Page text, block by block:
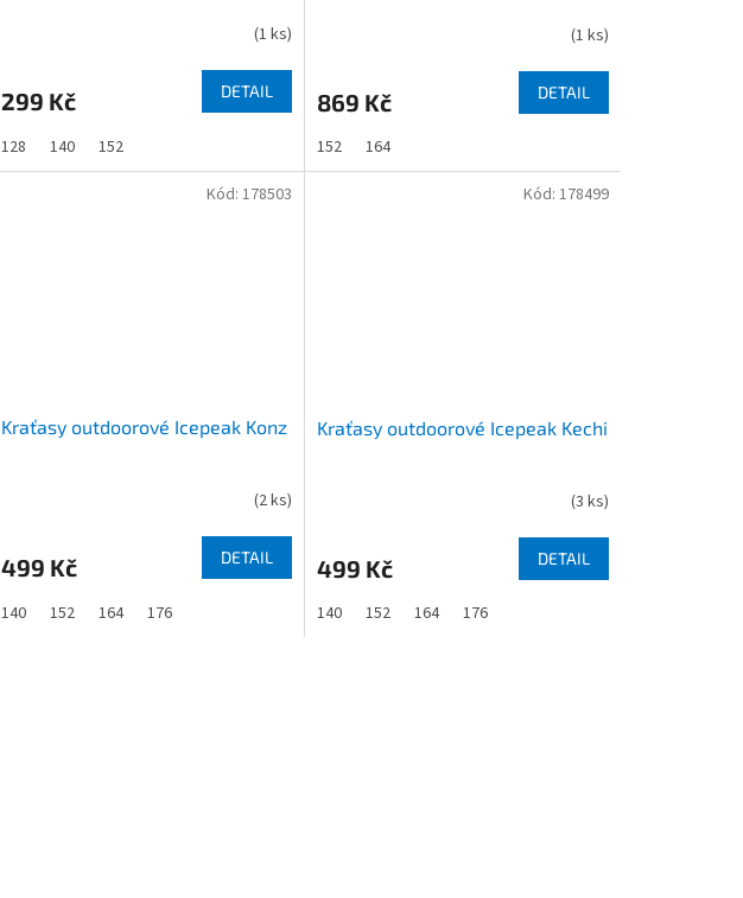
(1 ks)
299 Kč DETAIL
128 140 152
(1 ks)
869 Kč DETAIL
152 164
Kraťasy outdoorové Icepeak Konz
(2 ks)
499 Kč DETAIL
140 152 164 176
Kód: 178503
Kraťasy outdoorové Icepeak Kechi
(3 ks)
499 Kč DETAIL
140 152 164 176
Kód: 178499